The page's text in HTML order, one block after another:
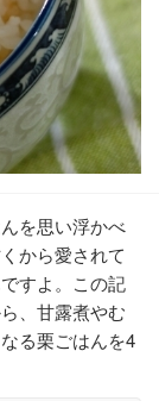
を思い浮かべ
から愛されて
すよ。この記
、甘露煮やむ
る栗ごはんを4